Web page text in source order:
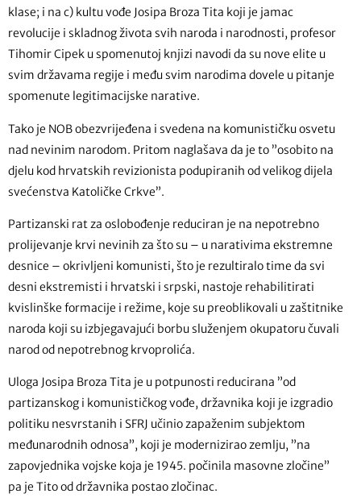
klase; i na c) kultu vođe Josipa Broza Tita koji je jamac
revolucije i skladnog života svih naroda i narodnosti, profesor
Tihomir Cipek u spomenutoj knjizi navodi da su nove elite u
svim državama regije i među svim narodima dovele u pitanje
spomenute legitimacijske narative.
Tako je NOB obezvrijeđena i svedena na komunističku osvetu
nad nevinim narodom. Pritom naglašava da je to ”osobito na
djelu kod hrvatskih revizionista podupiranih od velikog dijela
svećenstva Katoličke Crkve”.
Partizanski rat za oslobođenje reduciran je na nepotrebno
prolijevanje krvi nevinih za što su – u narativima ekstremne
desnice – okrivljeni komunisti, što je rezultiralo time da svi
desni ekstremisti i hrvatski i srpski, nastoje rehabilitirati
kvislinške formacije i režime, koje su preoblikovali u zaštitnike
naroda koji su izbjegavajući borbu služenjem okupatoru čuvali
narod od nepotrebnog krvoprolića.
Uloga Josipa Broza Tita je u potpunosti reducirana ”od
partizanskog i komunističkog vođe, državnika koji je izgradio
politiku nesvrstanih i SFRJ učinio zapaženim subjektom
međunarodnih odnosa”, koji je modernizirao zemlju, ”na
zapovjednika vojske koja je 1945. počinila masovne zločine”
pa je Tito od državnika postao zločinac.